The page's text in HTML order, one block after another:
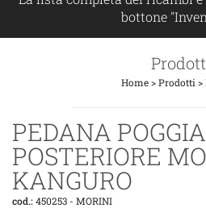
bottone
Home>Prodotti >
PEDANA
POSTERIORE
KANGURO
cod.:450253 - MORINI